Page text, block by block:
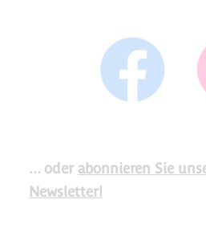
... oder abonnieren Sie
Newsletter!